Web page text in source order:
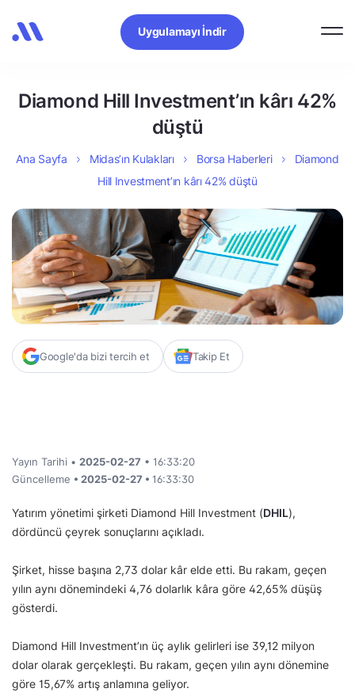
Uygulamayı İndir
Diamond Hill Investment’ın kârı 42%
düştü
Ana Sayfa Midas’ın Kulakları Borsa Haberleri
Diamond
Hill Investment’ın kârı 42% düştü
Google'da bizi tercih et Takip Et
Yayın Tarihi • 2025-02-27 • 16:33:20
Güncelleme • 2025-02-27 • 16:33:30
Yatırım yönetimi şirketi Diamond Hill Investment (DHIL),
dördüncü çeyrek sonuçlarını açıkladı.
Şirket, hisse başına 2,73 dolar kâr elde etti. Bu rakam, geçen
yılın aynı dönemindeki 4,76 dolarlık kâra göre 42,65% düşüş
gösterdi.
Diamond Hill Investment’ın üç aylık gelirleri ise 39,12 milyon
dolar olarak gerçekleşti. Bu rakam, geçen yılın aynı dönemine
göre 15,67% artış anlamına geliyor.